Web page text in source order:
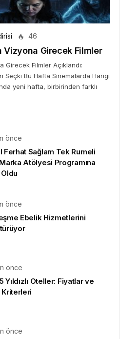
46
Vizyona Girecek Filmler
Girecek Filmler Açıklandı:
Seçki Bu Hafta Sinemalarda Hangi
yeni hafta, birbirinden farklı
önce
Ferhat Sağlam Tek Rumeli
Atölyesi Programına
önce
Ebelik Hizmetlerini
önce
5 Yıldızlı Oteller: Fiyatlar ve
önce